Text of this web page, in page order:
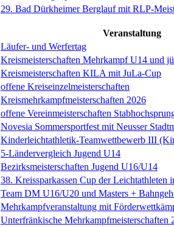
29. Bad Dürkheimer Berglauf mit RLP-
Veranstaltung
Läufer- und Werfertag
Kreismeisterschaften Mehrkampf U14 und
Kreismeisterschaften KILA mit JuLa-Cup
offene Kreiseinzelmeisterschaften
Kreismehrkampfmeisterschaften 2026
offene Vereinmeisterschaften
Novesia Sommersportfest mit Neusser
Kinderleichtathletik-Teamwettbewerb III
5-Ländervergleich Jugend U14
Bezirksmeisterschaften Jugend U16/U14
38. Kreissparkassen Cup der Leichtathleten
Team DM U16/U20 und Masters +
Mehrkampfveranstaltung mit
Unterfränkische Mehrkampfmeisterschaften